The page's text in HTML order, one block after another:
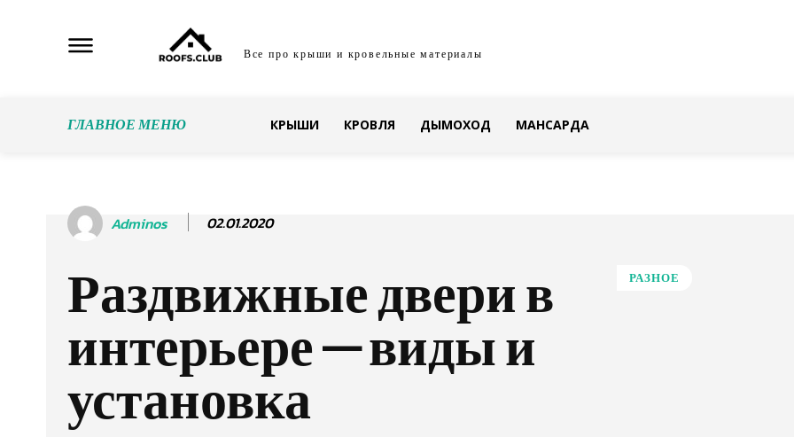
Все про крыши и кровельные материалы
ГЛАВНОЕ МЕНЮ КРЫШИ КРОВЛЯ ДЫМОХОД МАНСАРДА
Adminos 02.01.2020
Раздвижные двери в
интерьере — виды и
установка
РАЗНОЕ